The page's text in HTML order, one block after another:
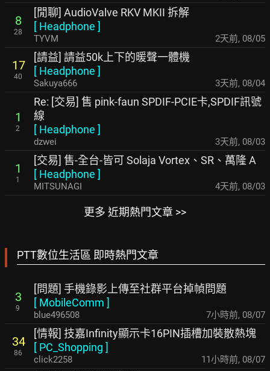
8
28
[閒聊] AudioValve RKV MKII 拆解
[ Headphone ]
TYVM 2天前, 08/05
17
40
[請益] 請益50k上下的暖聲一體機
[ Headphone ]
Sakuya666 3天前, 08/04
1
2
Re: [交易] 售 pink-faun SPDIF-PCIE卡,SPDIF訊號
線
[ Headphone ]
dzwei 3天前, 08/03
1
1
[交易] 售-全台-皆可 Solaja Vortex、SR、萬隆 A
[ Headphone ]
MITSUNAGI 4天前, 08/03
更多 近期熱門文章 >>
PTT數位生活區 即時熱門文章
3
9
[問題] 手機錄影上傳至社群平台掉幀問題
[ MobileComm ]
blue496508 7小時前, 08/07
34
86
[情報] 技嘉Infinity顯示卡16PIN插槽加裝散熱塊
[ PC_Shopping ]
click2258 11小時前, 08/07